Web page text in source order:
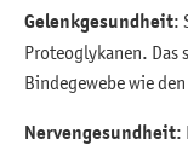
Gelenkgesundheit:
Proteoglykanen. Das
Bindegewebe wie
Nervengesundheit: